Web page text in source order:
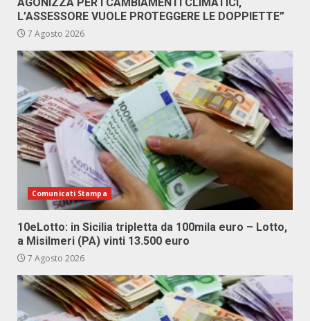
L’ASSESSORE VUOLE PROTEGGERE LE DOPPIETTE”
7 Agosto 2026
Comunicati Stampa
10eLotto: in Sicilia tripletta da 100mila euro – Lotto,
a Misilmeri (PA) vinti 13.500 euro
7 Agosto 2026